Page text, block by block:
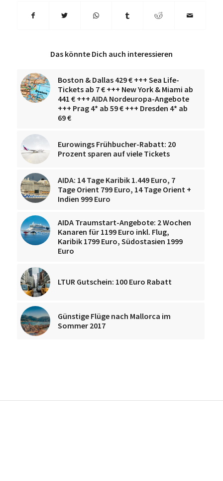
Das könnte Dich auch interessieren
Boston & Dallas 429 € +++ Sea Life-
Tickets ab 7 € +++ New York & Miami ab
441 € +++ AIDA Nordeuropa-Angebote
+++ Prag 4* ab 59 € +++ Dresden 4* ab
69 €
Eurowings Frühbucher-Rabatt: 20
Prozent sparen auf viele Tickets
AIDA: 14 Tage Karibik 1.449 Euro, 7
Tage Orient 799 Euro, 14 Tage Orient +
Indien 999 Euro
AIDA Traumstart-Angebote: 2 Wochen
Kanaren für 1199 Euro inkl. Flug,
Karibik 1799 Euro, Südostasien 1999
Euro
LTUR Gutschein: 100 Euro Rabatt
Günstige Flüge nach Mallorca im
Sommer 2017